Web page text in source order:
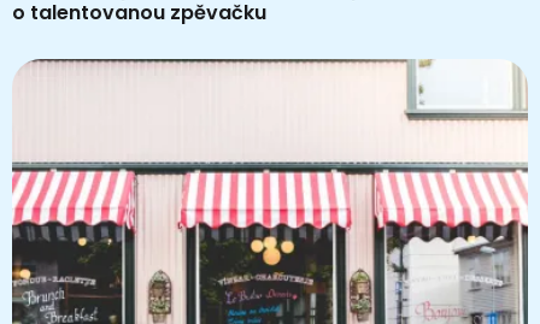
o talentovanou zpěvačku